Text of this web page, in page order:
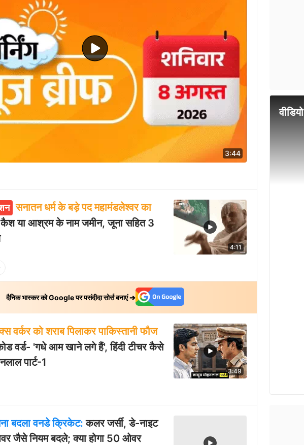
3:44
सनातन धर्म के बड़े पद महामंडलेश्वर का
या आश्रम के नाम जमीन, जूना सहित 3
4:11
Play video
दैनिक भास्कर को Google पर पसंदीदा सोर्स बनाएं ➔
वर्कर को शराब पिलाकर पाकिस्तानी फौज
वर्ड- 'गधे आम खाने लगे हैं', हिंदी टीचर कैसे
पार्ट-1
3:49
Play video
बदला वनडे क्रिकेट: कलर जर्सी, डे-नाइट
जैसे नियम बदले; क्या होगा 50 ओवर
वीडियो